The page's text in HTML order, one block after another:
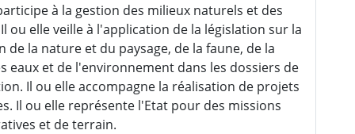
à la gestion des milieux naturels et des
ou elle veille à l'application de la législation sur la
de la nature et du paysage, de la faune, de la
eaux et de l'environnement dans les dossiers de
Il ou elle accompagne la réalisation de projets
Il ou elle représente l'Etat pour des missions
et de terrain.